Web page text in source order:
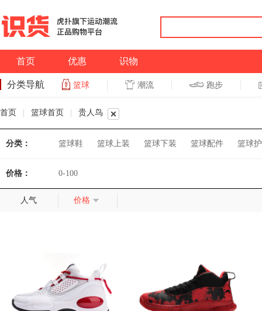
首页 优惠 识物
分类导航 篮球 潮流 跑步
首页 篮球首页 贵人鸟
分类： 篮球鞋 篮球上装 篮球下装 篮球配件 篮球
价格： 0-100
人气 价格